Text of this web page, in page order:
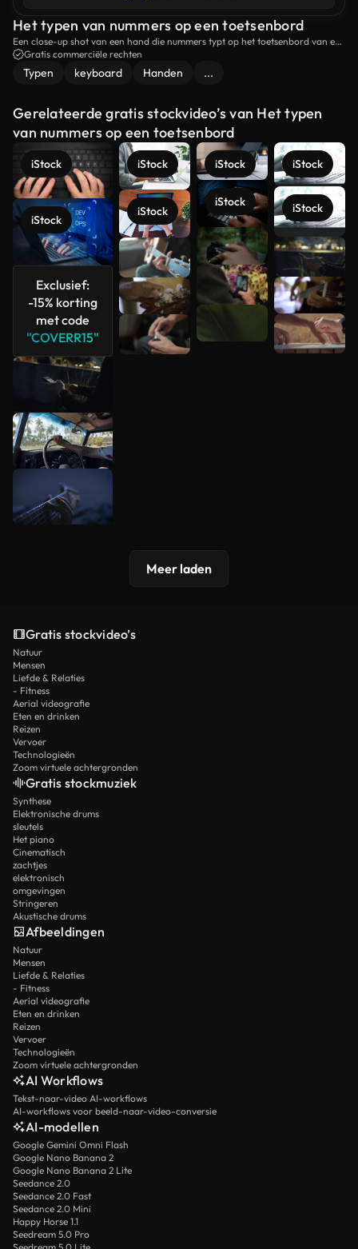
Het typen van nummers op een toetsenbord
Een close-up shot van een hand die nummers typt op het toetsenbord van een
computer.
Gratis commerciële rechten
Typen keyboard Handen ...
Gerelateerde gratis stockvideo’s van Het typen
van nummers op een toetsenbord
iStock
iStock
Exclusief:
-15% korting
met code
"COVERR15"
iStock
iStock
iStock
iStock
iStock
iStock
Meer
bekijken
Meer laden
Gratis stockvideo’s
Natuur
Mensen
Liefde & Relaties
- Fitness
Aerial videografie
Eten en drinken
Reizen
Vervoer
Technologieën
Zoom virtuele achtergronden
Gratis stockmuziek
Synthese
Elektronische drums
sleutels
Het piano
Cinematisch
zachtjes
elektronisch
omgevingen
Stringeren
Akustische drums
Afbeeldingen
Natuur
Mensen
Liefde & Relaties
- Fitness
Aerial videografie
Eten en drinken
Reizen
Vervoer
Technologieën
Zoom virtuele achtergronden
AI Workflows
Tekst-naar-video AI-workflows
AI-workflows voor beeld-naar-video-conversie
AI-modellen
Google Gemini Omni Flash
Google Nano Banana 2
Google Nano Banana 2 Lite
Seedance 2.0
Seedance 2.0 Fast
Seedance 2.0 Mini
Happy Horse 1.1
Seedream 5.0 Pro